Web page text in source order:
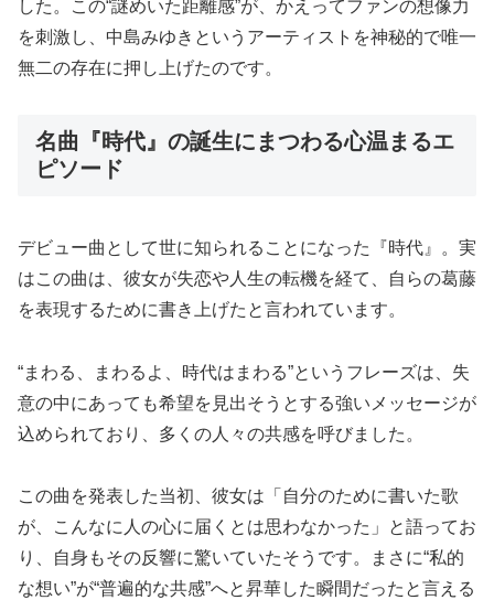
した。この“謎めいた距離感”が、かえってファンの想像力
を刺激し、中島みゆきというアーティストを神秘的で唯一
無二の存在に押し上げたのです。
名曲『時代』の誕生にまつわる心温まるエ
ピソード
デビュー曲として世に知られることになった『時代』。実
はこの曲は、彼女が失恋や人生の転機を経て、自らの葛藤
を表現するために書き上げたと言われています。
“まわる、まわるよ、時代はまわる”というフレーズは、失
意の中にあっても希望を見出そうとする強いメッセージが
込められており、多くの人々の共感を呼びました。
この曲を発表した当初、彼女は「自分のために書いた歌
が、こんなに人の心に届くとは思わなかった」と語ってお
り、自身もその反響に驚いていたそうです。まさに“私的
な想い”が“普遍的な共感”へと昇華した瞬間だったと言える